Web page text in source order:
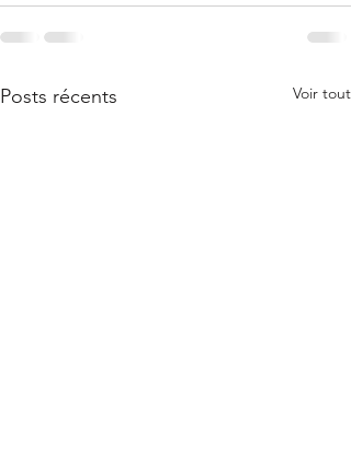
Posts récents Voir tout